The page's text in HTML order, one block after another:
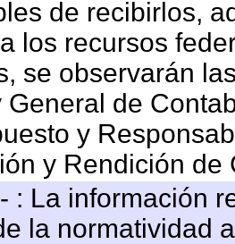
de recibirlos,
los recursos
se observarán
General de
y
y Rendición
: La información
la normatividad